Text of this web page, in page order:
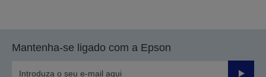
Mantenha-se ligado com a Epson